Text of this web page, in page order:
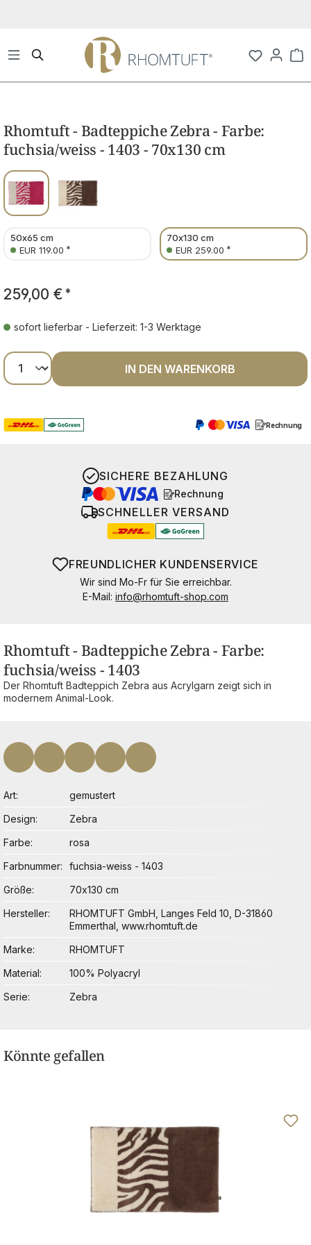
Rhomtuft - Badteppiche Zebra - Farbe:
fuchsia/weiss - 1403 - 70x130 cm
50x65 cm
EUR 119.00 *
70x130 cm
EUR 259.00 *
259,00 € *
sofort lieferbar - Lieferzeit: 1-3 Werktage
Produkt Anzahl: Gib den gewünschten
IN DEN WARENKORB
Rechnung
SICHERE BEZAHLUNG
Rechnung
SCHNELLER VERSAND
FREUNDLICHER KUNDENSERVICE
Wir sind Mo-Fr für Sie erreichbar.
E-Mail: info@rhomtuft-shop.com
Rhomtuft - Badteppiche Zebra - Farbe:
fuchsia/weiss - 1403
Der Rhomtuft Badteppich Zebra aus Acrylgarn zeigt sich in
modernem Animal-Look.
Art
gemustert
Design
Zebra
Farbe
rosa
Farbnummer
fuchsia-weiss - 1403
Größe
70x130 cm
Hersteller
RHOMTUFT GmbH, Langes Feld 10, D-31860
Emmerthal, www.rhomtuft.de
Marke
RHOMTUFT
Material
100% Polyacryl
Serie
Zebra
Könnte gefallen